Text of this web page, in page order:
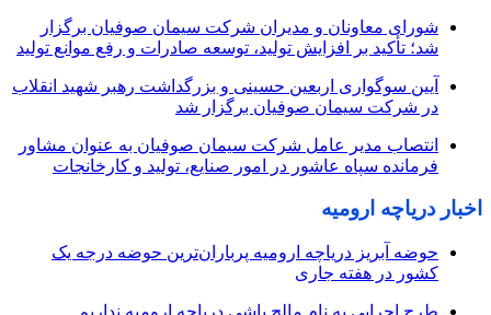
شورای معاونان و مدیران شرکت سیمان صوفیان برگزار
شد؛ تأکید بر افزایش تولید، توسعه صادرات و رفع موانع تولید
آیین سوگواری اربعین حسینی و بزرگداشت رهبر شهید انقلاب
در شرکت سیمان صوفیان برگزار شد
انتصاب مدیر عامل شرکت سیمان صوفیان به عنوان مشاور
فرمانده سپاه عاشور در امور صنایع، تولید و کارخانجات
اخبار دریاچه ارومیه
حوضه آبریز دریاچه ارومیه پرباران‌ترین حوضه‌ درجه یک
کشور در هفته جاری
طرح اجرایی به نام مالچ پاشی دریاچه ارومیه نداریم